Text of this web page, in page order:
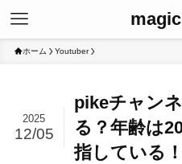
ホーム Youtuber
pikeチャン
る？年齢は
指している！
2025
12/05